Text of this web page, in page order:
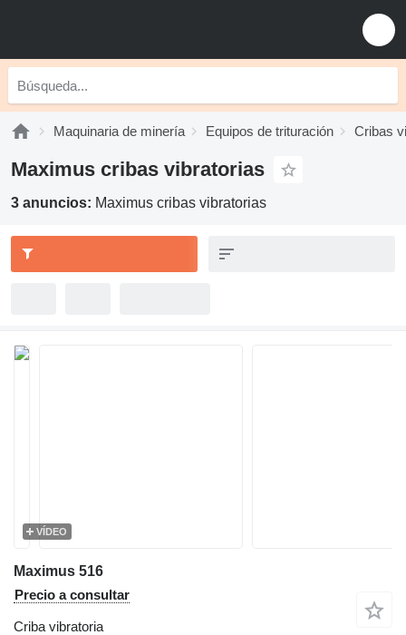
Maquinaria de minería Equipos de trituración Cribas
Maximus cribas vibratorias
3 anuncios: Maximus cribas vibratorias
VÍDEO
Maximus 516
Precio a consultar
Criba vibratoria